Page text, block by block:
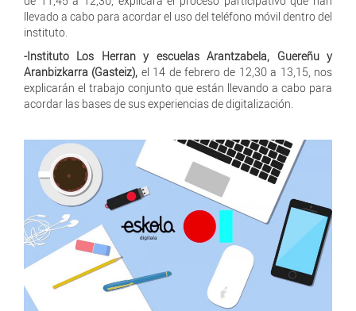
llevado a cabo para acordar el uso del teléfono móvil dentro del
instituto.
-Instituto Los Herran y escuelas Arantzabela, Guereñu y
Aranbizkarra (Gasteiz), el 14 de febrero de 12,30 a 13,15, nos
explicarán el trabajo conjunto que están llevando a cabo para
acordar las bases de sus experiencias de digitalización.